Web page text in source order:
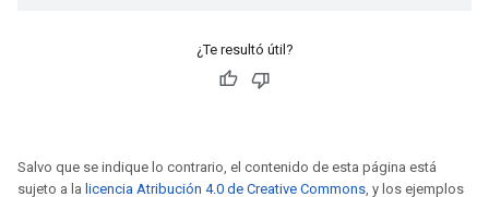
¿Te resultó útil?
Salvo que se indique lo contrario, el contenido de esta página está
sujeto a la licencia Atribución 4.0 de Creative Commons, y los ejemplos